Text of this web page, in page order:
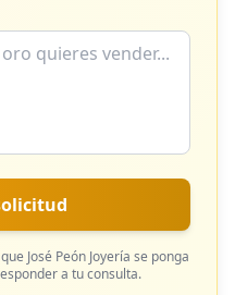
José Peón Joyería se ponga
a tu consulta.